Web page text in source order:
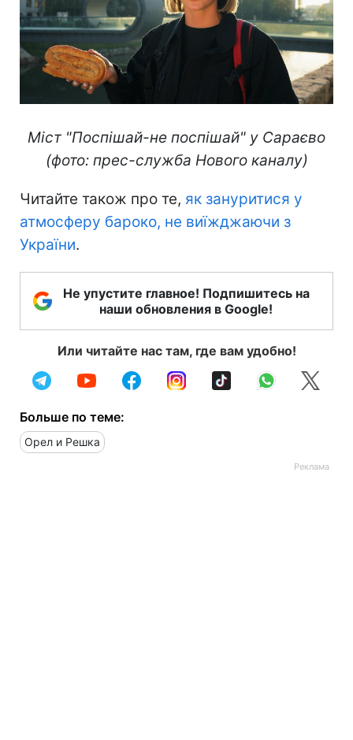
виправдано, адже, згадуючи своє
студентське життя, хочеться, щоб було
дешево, ситно і смачно. Ця булочка з
м`ясом саме така.
Міст "Поспішай-не поспішай" у Сараєво
Читайте також про те,як зануритися у
України.
Не упустите главное! Подпишитесь на